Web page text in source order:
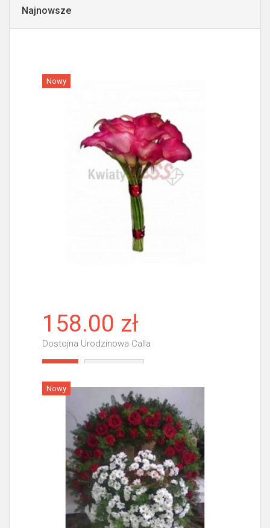
Najnowsze
Nowy
158.00 zł
Dostojna Urodzinowa Calla
Nowy